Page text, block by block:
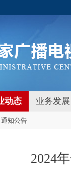
动态 业务发展
通知公告
2024